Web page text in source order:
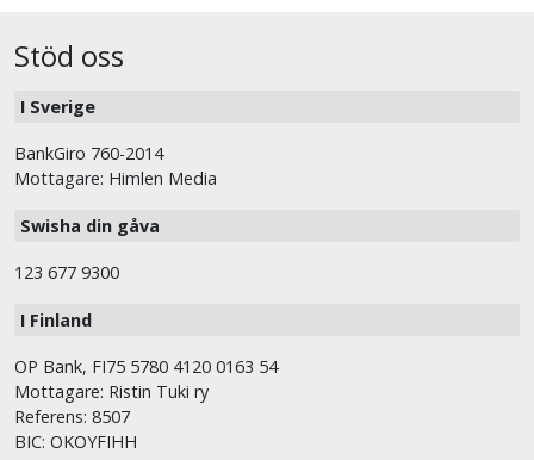
Stöd oss
I Sverige
BankGiro 760-2014
Mottagare: Himlen Media
Swisha din gåva
123 677 9300
I Finland
OP Bank, FI75 5780 4120 0163 54
Mottagare: Ristin Tuki ry
Referens: 8507
BIC: OKOYFIHH